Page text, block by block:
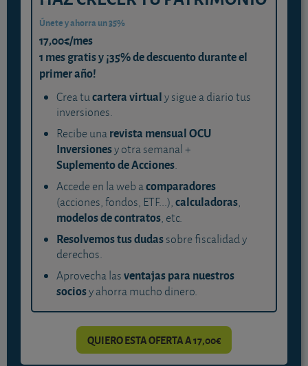
Únete y ahorra un 35%
17,00€/mes
1 mes gratis y ¡35% de descuento durante el
primer año!
Crea tucartera virtualy sigue a diario tus
inversiones.
Recibe unarevista mensual OCU
Inversionesy otra semanal +
Suplemento de Acciones.
Accede en la web acomparadores
(acciones, fondos, ETF...),calculadoras,
modelos de contratos, etc.
Resolvemos tus dudassobre fiscalidad y
derechos.
Aprovecha lasventajas para nuestros
sociosy ahorra mucho dinero.
QUIERO ESTA OFERTA A 17,00€